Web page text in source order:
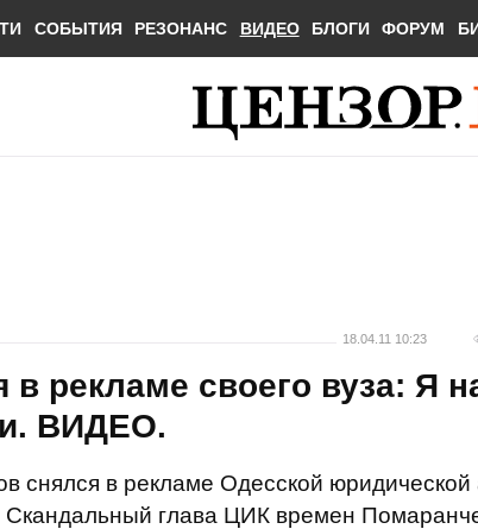
СОБЫТИЯ РЕЗОНАНС ВИДЕО БЛОГИ ФОРУМ
18.04.11 10:23
в рекламе своего вуза: Я
ВИДЕО.
снялся в рекламе Одесской юридической
Скандальный глава ЦИК времен